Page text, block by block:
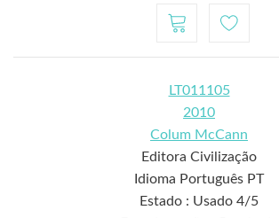
LT011105
2010
Colum McCann
Editora Civilização
Idioma Português PT
Estado : Usado 4/5